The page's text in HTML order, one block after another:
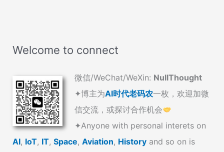
Welcome to connect
微信/WeChat/WeXin: NullThought
✦博主为AI时代老码农一枚，欢迎加微
信交流，或探讨合作机会
✦Anyone with personal interets on
AI, IoT, IT, Space, Aviation, History and so on is